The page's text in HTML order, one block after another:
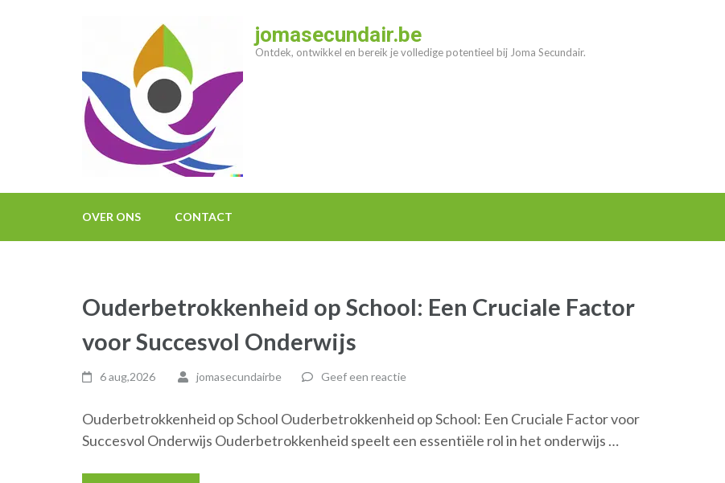
jomasecundair.be
Ontdek, ontwikkel en bereik je volledige potentieel bij Joma Secundair.
OVER ONS CONTACT
Ouderbetrokkenheid op School: Een Cruciale Factor
voor Succesvol Onderwijs
6 aug,2026 jomasecundairbe Geef een reactie
Ouderbetrokkenheid op School Ouderbetrokkenheid op School: Een Cruciale Factor voor
Succesvol Onderwijs Ouderbetrokkenheid speelt een essentiële rol in het onderwijs …